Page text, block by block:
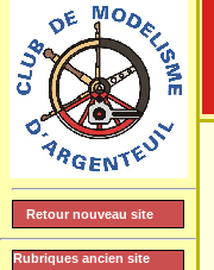
]
Retour nouveau site
Rubriques ancien site